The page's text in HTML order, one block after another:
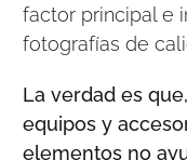
factor principal e
fotografías de
La verdad es
equipos y
elementos no